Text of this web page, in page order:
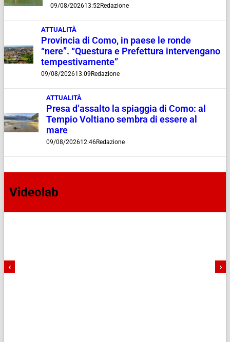
09/08/202613:52Redazione
ATTUALITÀ
Provincia di Como, in paese le ronde
“nere”. “Questura e Prefettura intervengano
tempestivamente”
09/08/202613:09 Redazione
ATTUALITÀ
Presa d’assalto la spiaggia di Como: al
Tempio Voltiano sembra di essere al
mare
09/08/202612:46Redazione
Videolab
‹ ›